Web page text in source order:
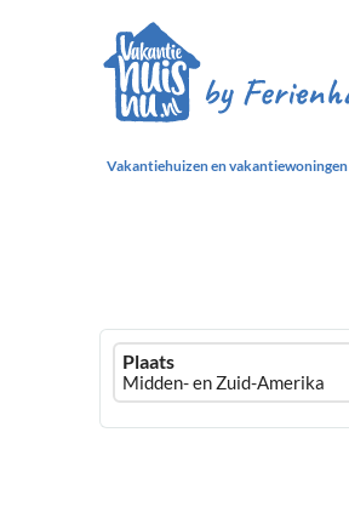
Vakantiehuizen en vakantiewoningen
Ferienhausmiete
logo
Plaats